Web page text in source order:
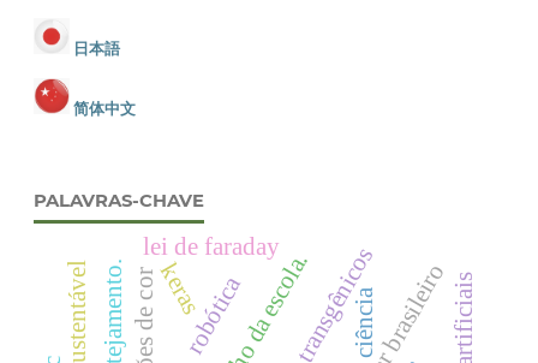
日本語
简体中文
PALAVRAS-CHAVE
robótica
keras transgênicos
lei de faraday
ciência